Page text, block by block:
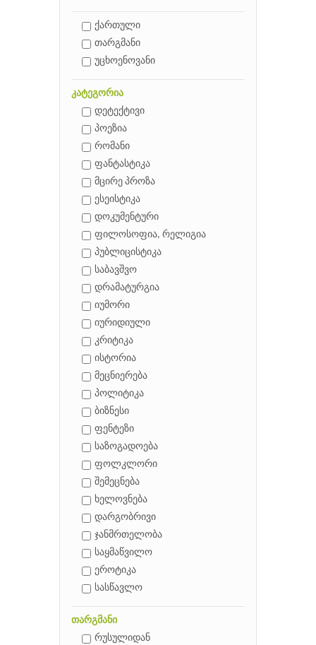
ქართული
თარგმანი
უცხოენოვანი
კატეგორია
დეტექტივი
პოეზია
რომანი
ფანტასტიკა
მცირე პროზა
ესეისტიკა
დოკუმენტური
ფილოსოფია, რელიგია
პუბლიცისტიკა
საბავშვო
დრამატურგია
იუმორი
იურიდიული
კრიტიკა
ისტორია
მეცნიერება
პოლიტიკა
ბიზნესი
ფენტეზი
საზოგადოება
ფოლკლორი
შემეცნება
ხელოვნება
დარგობრივი
ჯანმრთელობა
საყმაწვილო
ეროტიკა
სასწავლო
თარგმანი
რუსულიდან